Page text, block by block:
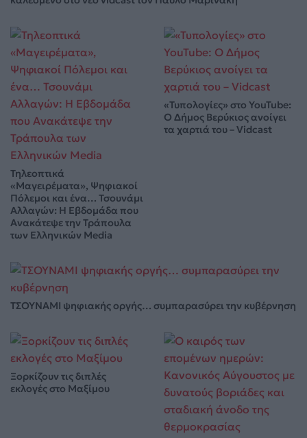
Τηλεοπτικά
«Μαγειρέματα», Ψηφιακοί
Πόλεμοι και ένα… Τσουνάμι
Αλλαγών: Η Εβδομάδα που
Ανακάτεψε την Τράπουλα
των Ελληνικών Media
«Τυπολογίες» στο YouTube:
Ο Δήμος Βερύκιος ανοίγει
τα χαρτιά του – Vidcast
ΤΣΟΥΝΑΜΙ ψηφιακής οργής… συμπαρασύρει την κυβέρνηση
Ξορκίζουν τις διπλές
εκλογές στο Μαξίμου